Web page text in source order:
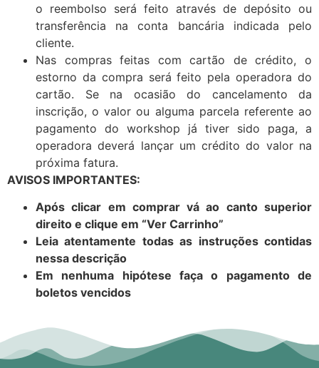
o reembolso será feito através de depósito ou
transferência na conta bancária indicada pelo
cliente.
Nas compras feitas com cartão de crédito, o
estorno da compra será feito pela operadora do
cartão. Se na ocasião do cancelamento da
inscrição, o valor ou alguma parcela referente ao
pagamento do workshop já tiver sido paga, a
operadora deverá lançar um crédito do valor na
próxima fatura.
AVISOS IMPORTANTES:
Após clicar em comprar vá ao canto superior
direito e clique em “Ver Carrinho”
Leia atentamente todas as instruções contidas
nessa descrição
Em nenhuma hipótese faça o pagamento de
boletos vencidos